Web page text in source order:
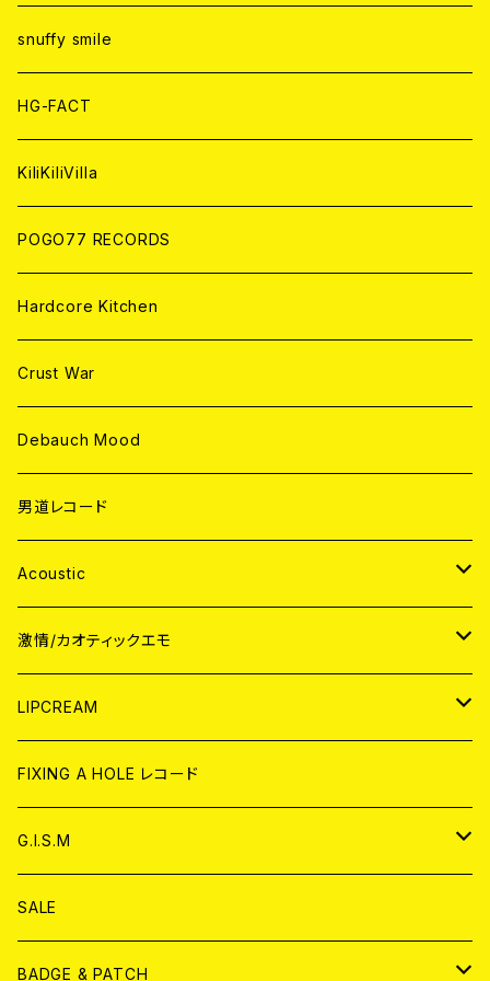
ANALOG
ANALOG
CD
ANALOG
CD
ANALOG
WORLD
CD
ANALOG
snuffy smile
HG-FACT
KiliKiliVilla
POGO77 RECORDS
Hardcore Kitchen
Crust War
Debauch Mood
男道レコード
Acoustic
JAPAN
CD
ANALOG
WORLD
CD
ANALOG
激情/カオティックエモ
JAPAN
CD
ANALOG
WORLD
CD
ANALOG
LIPCREAM
CD
アナログ
DVD
T-shirt & WEAR
FIXING A HOLE レコード
G.I.S.M
CD
ANALOG
SALE
BADGE & PATCH